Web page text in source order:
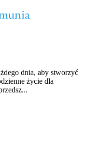
dnia, aby stworzyć
życie dla